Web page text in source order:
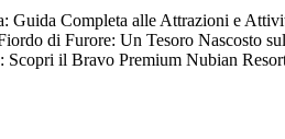
Guida Completa alle Attrazioni e
di Furore: Un Tesoro Nascosto
Scopri il Bravo Premium Nubian